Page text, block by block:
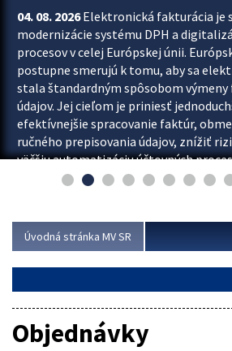
04. 08. 2026Elektronická fakturácia je
modernizácie systému DPH a
procesov v celej Európskej únii.
postupne smerujú k tomu, aby sa
stala štandardným spôsobom
údajov. Jej cieľom je priniesť
efektívnejšie spracovanie faktúr,
ručného prepisovania údajov, znížiť
väčšiu automatizáciu účtovných
fakturácia preto nepredstavuje...
Úvodná stránka MV SR
Objednávky